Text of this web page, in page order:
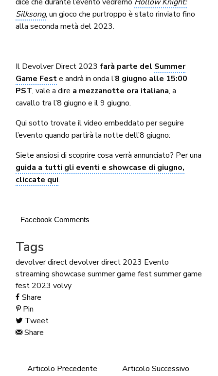
Silksong, un gioco che purtroppo è stato rinviato fino
alla seconda metà del 2023.
Il Devolver Direct 2023farà parte del Summer
Game Feste andrà in onda l’8 giugno alle 15:00
PST, vale a dire a mezzanotte ora italiana, a
cavallo tra l’8 giugno e il 9 giugno.
Qui sotto trovate il video embeddato per seguire
l’evento quando partirà la notte dell’8 giugno:
Siete ansiosi di scoprire cosa verrà annunciato? Per una
guida a tutti gli eventi e showcase di giugno,
cliccate qui.
Facebook Comments
Tags
devolver directdevolver direct 2023 Evento
streaming showcase summer game festsummer game
fest 2023 volvy
Share
Pin
Tweet
Share
Articolo Precedente
Articolo Successivo